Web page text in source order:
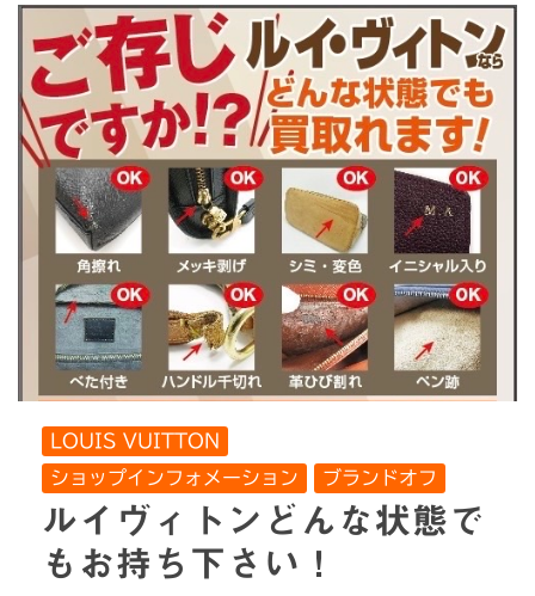
LOUIS VUITTON
ショップインフォメーション
ブランドオフ
ルイヴィトンどんな状態で
もお持ち下さい！